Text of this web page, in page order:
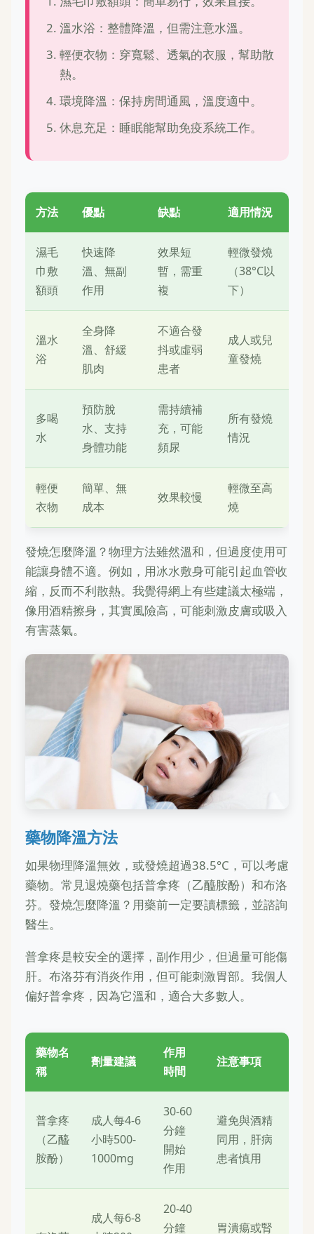
溫水浴：整體降溫，但需注意水溫。
輕便衣物：穿寬鬆、透氣的衣服，幫助散
熱。
環境降溫：保持房間通風，溫度適中。
休息充足：睡眠能幫助免疫系統工作。
方法 優點 缺點 適用情況
濕毛
巾敷
額頭
快速降
溫、無副
作用
效果短
暫，需重
複
輕微發燒
（38°C以
下）
溫水
浴
全身降
溫、舒緩
肌肉
不適合發
抖或虛弱
患者
成人或兒
童發燒
多喝
水
預防脫
水、支持
身體功能
需持續補
充，可能
頻尿
所有發燒
情況
輕便
衣物
簡單、無
成本
效果較慢
輕微至高
燒
發燒怎麼降溫？物理方法雖然溫和，但過度使用可
能讓身體不適。例如，用冰水敷身可能引起血管收
縮，反而不利散熱。我覺得網上有些建議太極端，
像用酒精擦身，其實風險高，可能刺激皮膚或吸入
有害蒸氣。
藥物降溫方法
如果物理降溫無效，或發燒超過38.5°C，可以考慮
藥物。常見退燒藥包括普拿疼（乙醯胺酚）和布洛
芬。發燒怎麼降溫？用藥前一定要讀標籤，並諮詢
醫生。
普拿疼是較安全的選擇，副作用少，但過量可能傷
肝。布洛芬有消炎作用，但可能刺激胃部。我個人
偏好普拿疼，因為它溫和，適合大多數人。
藥物名
稱
劑量建議
作用
時間
注意事項
普拿疼
（乙醯
胺酚）
成人每4-6
小時500-
1000mg
30-60
分鐘
開始
作用
避免與酒精
同用，肝病
患者慎用
成人每6-8
20-40
分鐘
胃潰瘍或腎